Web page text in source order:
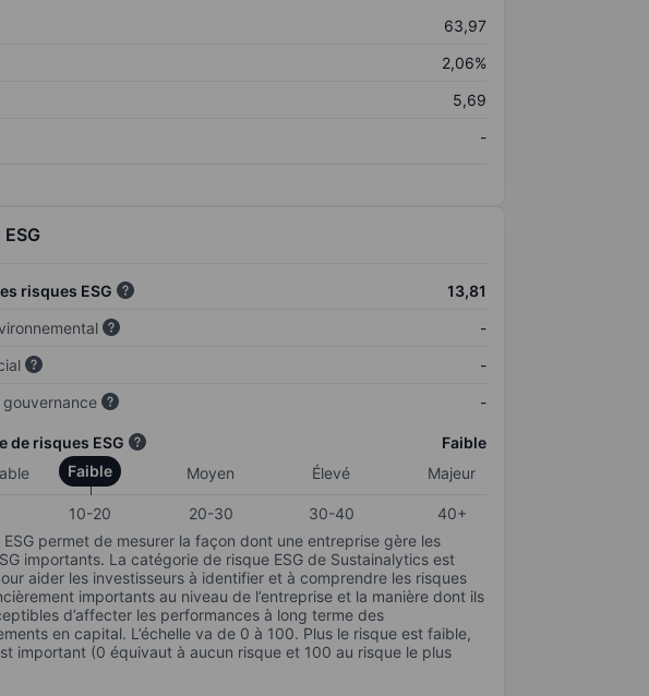
63,97
2,06%
5,69
-
risques ESG
13,81
-
-
-
de risques ESG
Faible
Faible Moyen Élevé Majeur
10-20 20-30 30-40
40+
ESG permet de mesurer la façon dont une entreprise gère les
importants. La catégorie de risque ESG de Sustainalytics est
aider les investisseurs à identifier et à comprendre les risques
importants au niveau de l’entreprise et la manière dont ils
d’affecter les performances à long terme des
en capital. L’échelle va de 0 à 100. Plus le risque est faible,
important (0 équivaut à aucun risque et 100 au risque le plus